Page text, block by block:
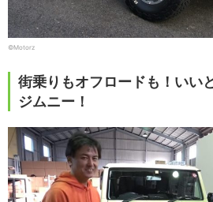
©Motorz
街乗りもオフロードも！いい
ジムニー！